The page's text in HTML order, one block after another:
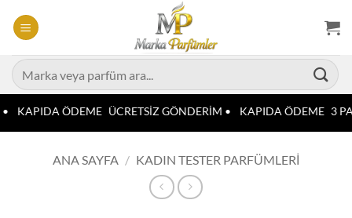
atla
Ara:
KAPIDA ÖDEME ÜCRETSİZ GÖNDERİM • KAPIDA ÖDEME 3
ANA SAYFA / KADIN TESTER PARFÜMLERI